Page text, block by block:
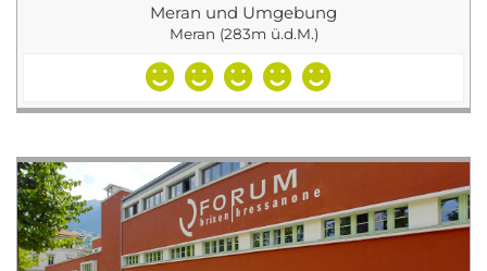
Meran und Umgebung
Meran (283m ü.d.M.)